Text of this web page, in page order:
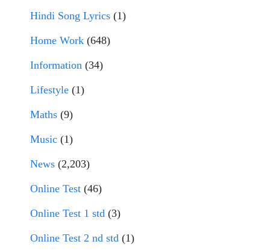
Hindi Song Lyrics (1)
Home Work (648)
Information (34)
Lifestyle (1)
Maths (9)
Music (1)
News (2,203)
Online Test (46)
Online Test 1 std (3)
Online Test 2 nd std (1)